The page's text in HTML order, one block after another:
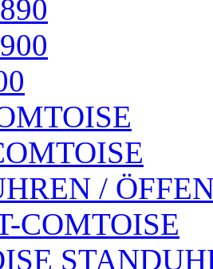
/
COMTOISE